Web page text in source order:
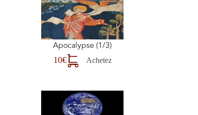
Apocalypse (1/3)
10€ Achetez